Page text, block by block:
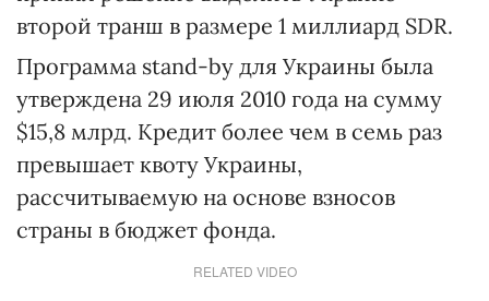
второй транш в размере 1 миллиард SDR.
Программа stand-by для Украины была
утверждена 29 июля 2010 года на сумму
$15,8 млрд. Кредит более чем в семь раз
превышает квоту Украины,
рассчитываемую на основе взносов
страны в бюджет фонда.
RELATED VIDEO